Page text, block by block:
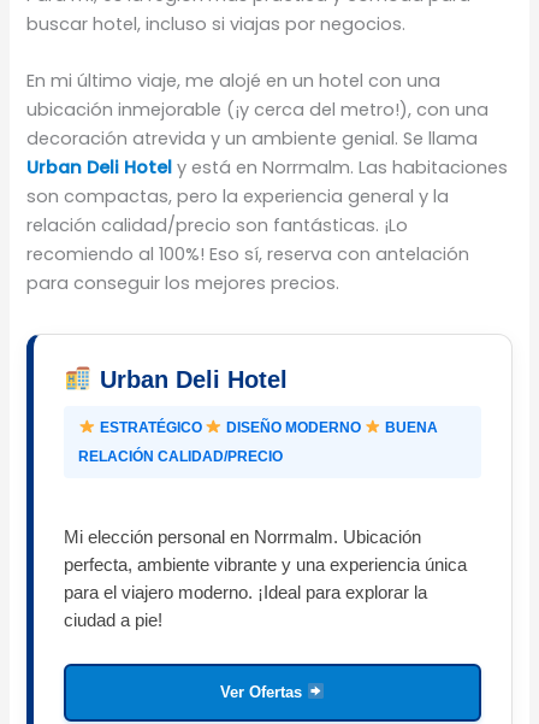
buscar hotel, incluso si viajas por negocios.
En mi último viaje, me alojé en un hotel con una
ubicación inmejorable (¡y cerca del metro!), con una
decoración atrevida y un ambiente genial. Se llama
Urban Deli Hotel y está en Norrmalm. Las habitaciones
son compactas, pero la experiencia general y la
relación calidad/precio son fantásticas. ¡Lo
recomiendo al 100%! Eso sí, reserva con antelación
para conseguir los mejores precios.
Urban Deli Hotel
ESTRATÉGICO DISEÑO MODERNO
BUENA
RELACIÓN CALIDAD/PRECIO
Mi elección personal en Norrmalm. Ubicación
perfecta, ambiente vibrante y una experiencia única
para el viajero moderno. ¡Ideal para explorar la
ciudad a pie!
Ver Ofertas